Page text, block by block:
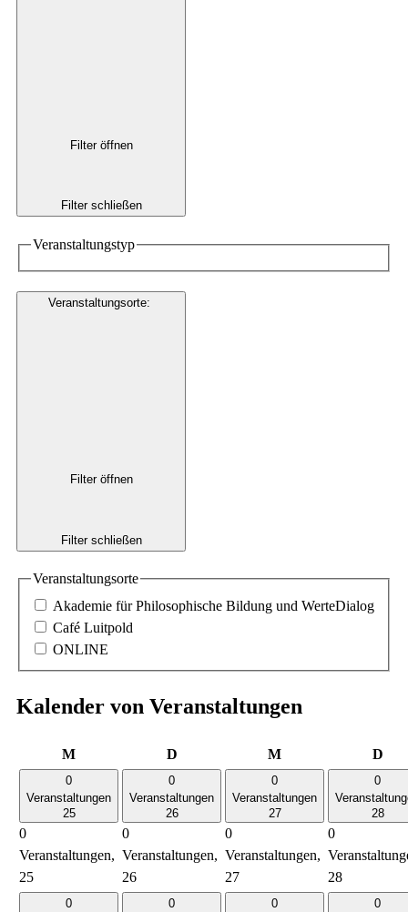
Filter öffnen
Filter schließen
Veranstaltungstyp
Veranstaltungsorte:
Filter öffnen
Filter schließen
Veranstaltungsorte
Akademie für Philosophische Bildung und WerteDialog
Café Luitpold
ONLINE
Kalender von Veranstaltungen
MMontag DDienstag MMittwoch D
0
Veranstaltungen
25
0
Veranstaltungen,
25
0
Veranstaltungen
26
0
Veranstaltungen,
26
0
Veranstaltungen
27
0
Veranstaltungen,
27
0
28
0
28
0
0
0
0